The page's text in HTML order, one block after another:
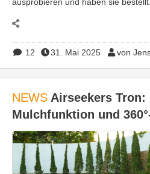
12 31. Mai 2025 von
NEWS Airseekers
Mulchfunktion und